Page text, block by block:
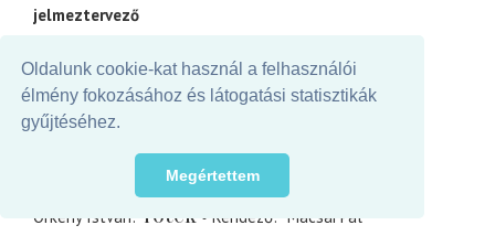
Oldalunk cookie-kat használ a felhasználói
élmény fokozásához és látogatási statisztikák
gyűjtéséhez.
Megértettem
jelmeztervező
2013. május 5.
Maladype Színház
Bertolt Brecht Moliére Don Juanja
Rendező
Zsótér Sándor
2013. március 9.
Örkény Színház
Örkény István
Tóték Rendező
Mácsai Pál